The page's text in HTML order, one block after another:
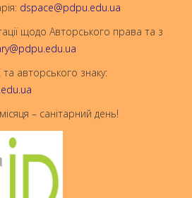
dspace@pdpu.edu.ua
щодо Авторського права та з
та авторського знаку:
– санітарний день!